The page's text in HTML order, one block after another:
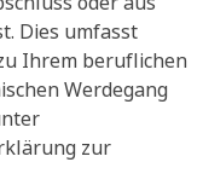
Dies umfasst
Ihrem beruflichen
Werdegang
zur